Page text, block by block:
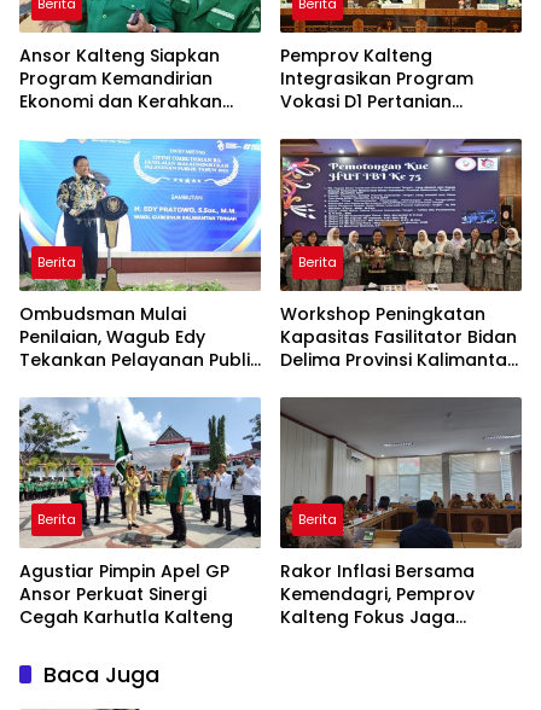
Ansor Kalteng Siapkan
Program Kemandirian
Ekonomi dan Kerahkan
Karhutla
Pemprov Kalteng
Integrasikan Program
Vokasi D1 Pertanian
Berita
Ombudsman Mulai
Penilaian, Wagub Edy
Tekankan Pelayanan Publik
Berita
Workshop Peningkatan
Kapasitas Fasilitator Bidan
Delima Provinsi Kalimantan
Berita
Agustiar Pimpin Apel GP
Ansor Perkuat Sinergi
Cegah Karhutla Kalteng
Berita
Rakor Inflasi Bersama
Kemendagri, Pemprov
Kalteng Fokus Jaga
Baca Juga